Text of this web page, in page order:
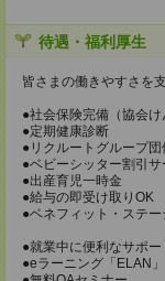
待遇・福利厚生
皆さまの働きやすさを
●社会保険完備（協会け
●定期健康診断
●リクルートグループ
●ベビーシッター割引サ
●出産育児一時金
●給与の即受け取りOK
●ベネフィット・ステー
●就業中に便利なサポー
●eラーニング「ELAN」